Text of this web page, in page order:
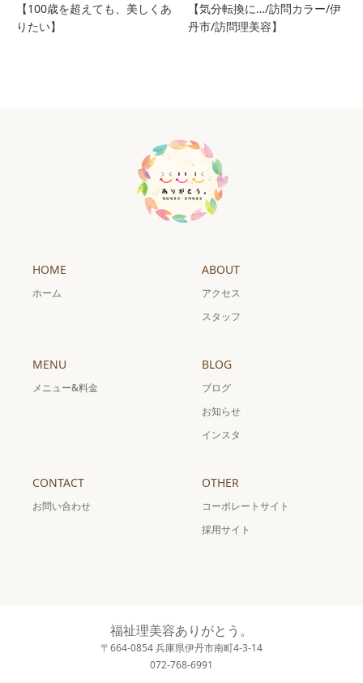
【100歳を超えても、美しくあ
りたい】
【気分転換に…/訪問カラー/伊
丹市/訪問理美容】
HOME
ホーム
ABOUT
アクセス
スタッフ
MENU
メニュー&料金
BLOG
ブログ
お知らせ
インスタ
CONTACT
お問い合わせ
OTHER
コーポレートサイト
採用サイト
福祉理美容ありがとう。
〒664-0854 兵庫県伊丹市南町4-3-14
072-768-6991